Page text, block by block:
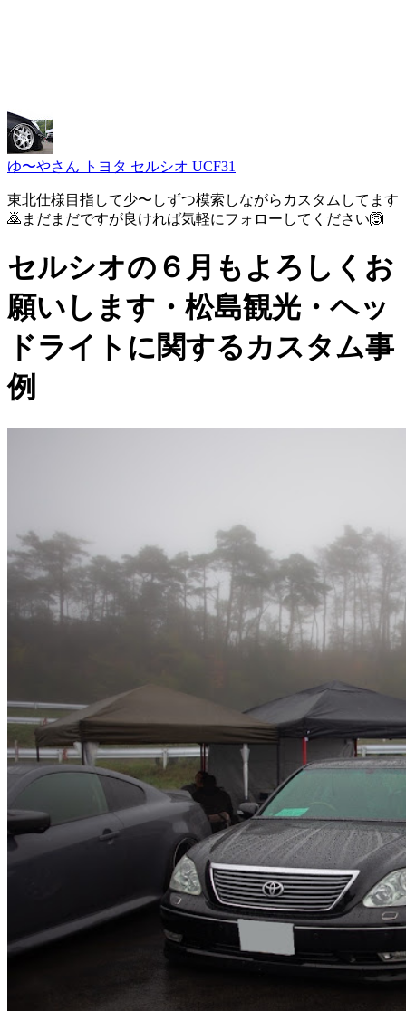
ゆ〜やさん トヨタ セルシオ UCF31
東北仕様目指して少〜しずつ模索しながらカスタムしてます
🙇まだまだですが良ければ気軽にフォローしてください🙆
セルシオの６月もよろしくお
願いします・松島観光・ヘッ
ドライトに関するカスタム事
例